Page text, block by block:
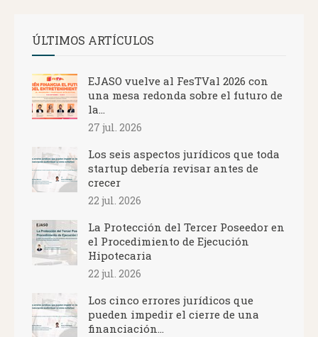
ÚLTIMOS ARTÍCULOS
EJASO vuelve al FesTVal 2026 con
una mesa redonda sobre el futuro de
la...
27 jul. 2026
Los seis aspectos jurídicos que toda
startup debería revisar antes de
crecer
22 jul. 2026
La Protección del Tercer Poseedor en
el Procedimiento de Ejecución
Hipotecaria
22 jul. 2026
Los cinco errores jurídicos que
pueden impedir el cierre de una
financiación...